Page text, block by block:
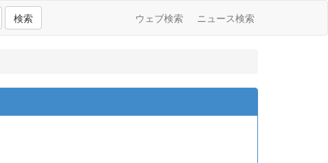
検索 ウェブ検索 ニュース検索